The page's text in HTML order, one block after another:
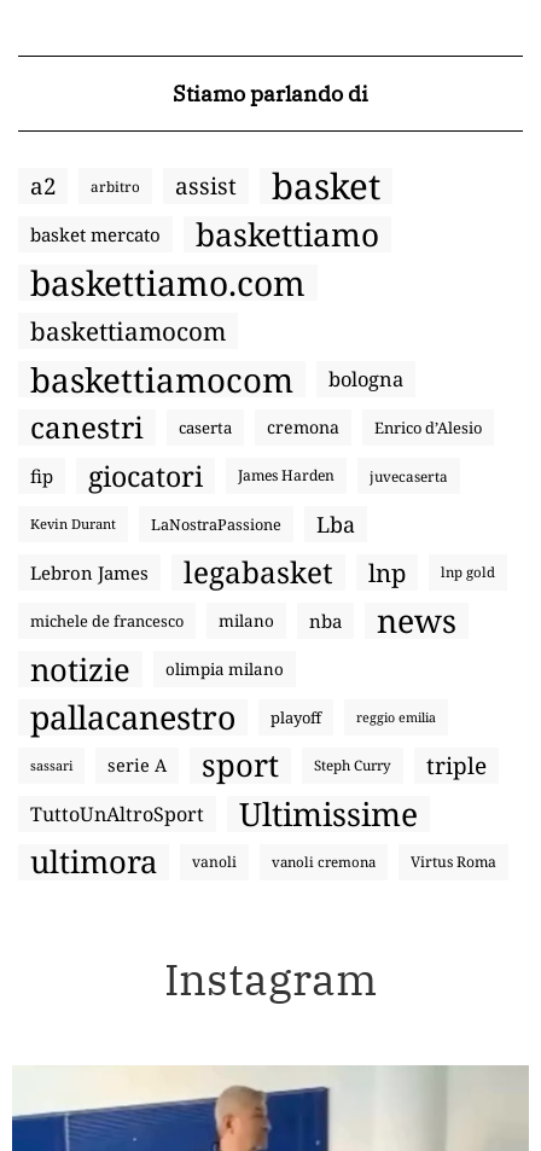
Stiamo parlando di
a2 arbitro assist basket
basket mercato baskettiamo
baskettiamo.com
baskettiamocom
baskettiamocom bologna
canestri caserta cremona Enrico d’Alesio
fip giocatori James Harden juvecaserta
Kevin Durant LaNostraPassione Lba
Lebron James legabasket lnp lnp gold
michele de francesco milano nba news
notizie olimpia milano
pallacanestro playoff reggio emilia
sassari serie A sport Steph Curry triple
TuttoUnAltroSport Ultimissime
ultimora vanoli vanoli cremona Virtus Roma
Instagram